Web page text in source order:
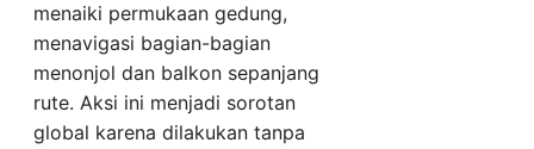
menaiki permukaan gedung,
menavigasi bagian-bagian
menonjol dan balkon sepanjang
rute. Aksi ini menjadi sorotan
global karena dilakukan tanpa